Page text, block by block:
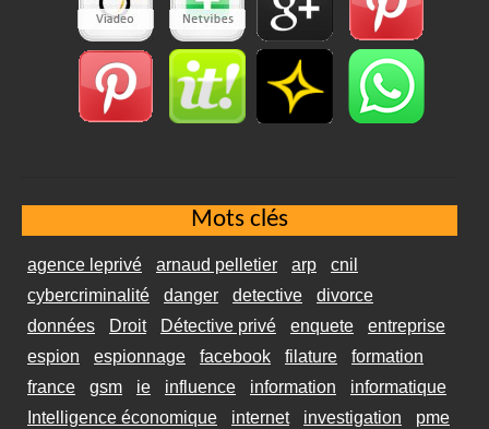
Mots clés
agence leprivé arnaud pelletier arp
cnil
cybercriminalité
danger detective
divorce
données
Droit Détective privé enquete
entreprise
espion
espionnage facebook filature
formation
france
gsm ie influence information
informatique
Intelligence économique
internet investigation pme